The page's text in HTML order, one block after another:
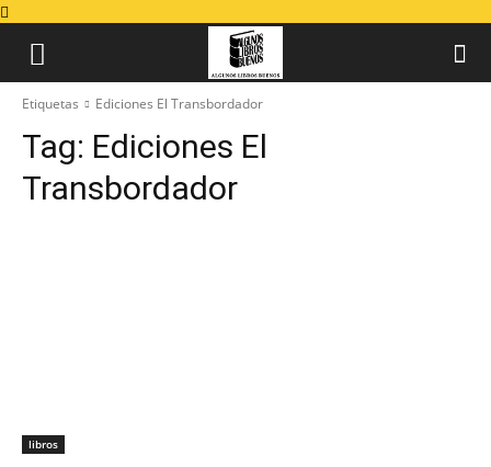
Etiquetas Ediciones El Transbordador
Tag: Ediciones El
Transbordador
libros